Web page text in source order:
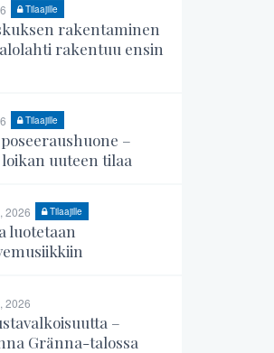
Tilaajille
rakentaminen
rakentuu ensin
Tilaajille
–
uuteen tilaa
2026 Tilaajille
luotetaan
2026
–
Gränna-talossa